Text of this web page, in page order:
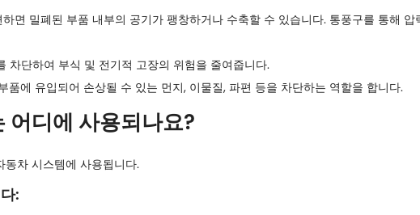
하면 밀폐된 부품 내부의 공기가 팽창하거나 수축할 수 있습니다. 통풍구를 통해
차단하여 부식 및 전기적 고장의 위험을 줄여줍니다.
품에 유입되어 손상될 수 있는 먼지, 이물질, 파편 등을 차단하는 역할을 합니다.
어디에 사용되나요?
차 시스템에 사용됩니다.
: